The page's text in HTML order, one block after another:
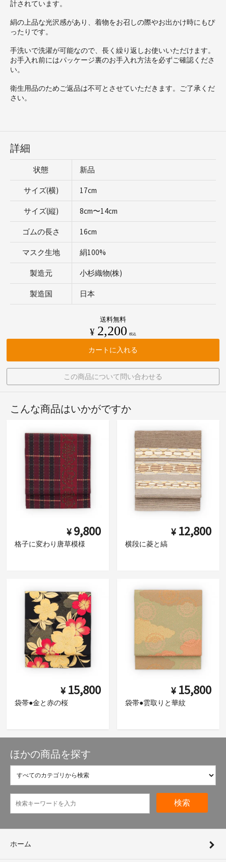
計されています。
絹の上品な光沢感があり、着物をお召しの際やお出かけ時にもぴ
ったりです。
手洗いで洗濯が可能なので、長く繰り返しお使いいただけます。
お手入れ前にはパッケージ裏のお手入れ方法を必ずご確認くださ
い。
衛生用品のためご返品は不可とさせていただきます。ご了承くだ
さい。
詳細
状態 新品
サイズ(横) 17cm
サイズ(縦) 8cm〜14cm
ゴムの長さ 16cm
マスク生地 絹100%
製造元 小杉織物(株)
製造国 日本
送料無料
¥ 2,200 税込
カートに入れる
この商品について問い合わせる
こんな商品はいかがですか
¥ 9,800
格子に変わり唐草模様
¥ 12,800
横段に菱と縞
¥ 15,800
袋帯●金と赤の桜
¥ 15,800
袋帯●雲取りと華紋
ほかの商品を探す
検索
ホーム